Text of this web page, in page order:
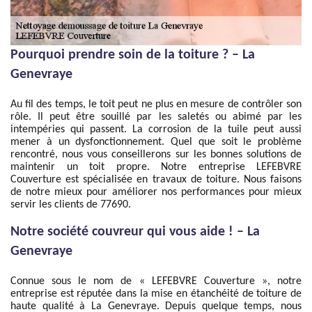
Pourquoi prendre soin de la toiture ? – La
Genevraye
Au fil des temps, le toit peut ne plus en mesure de contrôler son
rôle. Il peut être souillé par les saletés ou abimé par les
intempéries qui passent. La corrosion de la tuile peut aussi
mener à un dysfonctionnement. Quel que soit le problème
rencontré, nous vous conseillerons sur les bonnes solutions de
maintenir un toit propre. Notre entreprise LEFEBVRE
Couverture est spécialisée en travaux de toiture. Nous faisons
de notre mieux pour améliorer nos performances pour mieux
servir les clients de 77690.
Notre société couvreur qui vous aide ! – La
Genevraye
Connue sous le nom de « LEFEBVRE Couverture », notre
entreprise est réputée dans la mise en étanchéité de toiture de
haute qualité à La Genevraye. Depuis quelque temps, nous